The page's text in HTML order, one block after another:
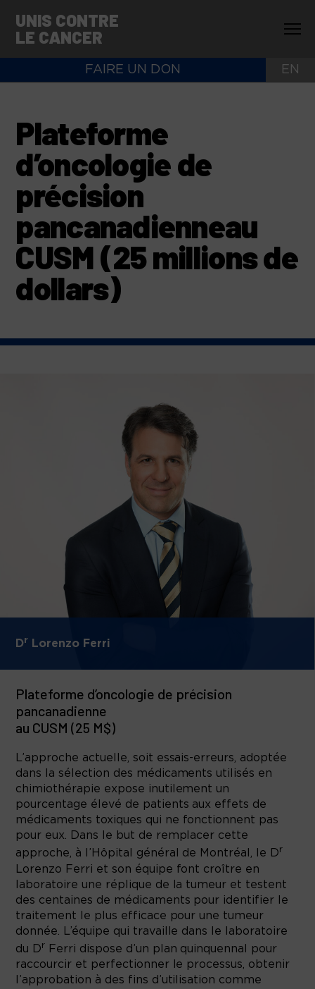
UNIS CONTRE
LE CANCER
FAIRE UN DON EN
Plateforme
d’oncologie de
précision
pancanadienneau
CUSM (25 millions de
dollars)
Dr Lorenzo Ferri
Plateforme d’oncologie de précision
pancanadienne
au CUSM (25 M$)
L’approche actuelle, soit essais-erreurs, adoptée
dans la sélection des médicaments utilisés en
chimiothérapie expose inutilement un
pourcentage élevé de patients aux effets de
médicaments toxiques qui ne fonctionnent pas
pour eux. Dans le but de remplacer cette
approche, à l’Hôpital général de Montréal, le Dr
Lorenzo Ferri et son équipe font croître en
laboratoire une réplique de la tumeur et testent
des centaines de médicaments pour identifier le
traitement le plus efficace pour une tumeur
donnée. L’équipe qui travaille dans le laboratoire
du Dr Ferri dispose d’un plan quinquennal pour
raccourcir et perfectionner le processus, obtenir
l’approbation à des fins d’utilisation comme